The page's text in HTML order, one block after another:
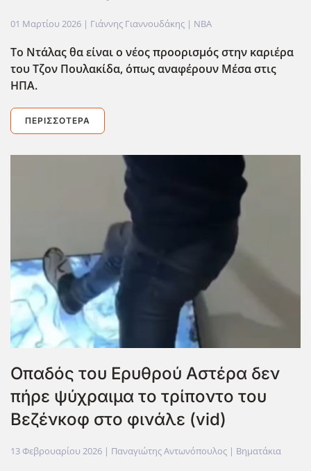
01 Μαρτίου 2026 | Γιάννης Γιαννουδάκης | NBA
Το Ντάλας θα είναι ο νέος προορισμός στην καριέρα
του Τζον Πουλακίδα, όπως αναφέρουν Μέσα στις
ΗΠΑ.
ΠΕΡΙΣΣΌΤΕΡΑ
Οπαδός του Ερυθρού Αστέρα δεν
πήρε ψύχραιμα το τρίποντο του
Βεζένκοφ στο φινάλε (vid)
13 Φεβρουαρίου 2026 | Παναγιώτης Αντωνόπουλος | Βηματάκια